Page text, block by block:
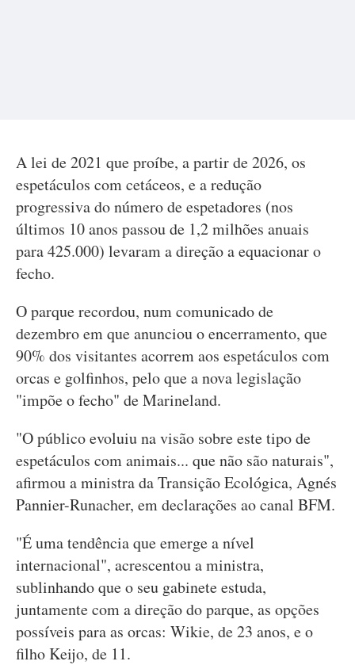
A lei de 2021 que proíbe, a partir de 2026, os
espetáculos com cetáceos, e a redução
progressiva do número de espetadores (nos
últimos 10 anos passou de 1,2 milhões anuais
para 425.000) levaram a direção a equacionar o
fecho.
O parque recordou, num comunicado de
dezembro em que anunciou o encerramento, que
90% dos visitantes acorrem aos espetáculos com
orcas e golfinhos, pelo que a nova legislação
"impõe o fecho" de Marineland.
"O público evoluiu na visão sobre este tipo de
espetáculos com animais... que não são naturais",
afirmou a ministra da Transição Ecológica, Agnés
Pannier-Runacher, em declarações ao canal BFM.
"É uma tendência que emerge a nível
internacional", acrescentou a ministra,
sublinhando que o seu gabinete estuda,
juntamente com a direção do parque, as opções
possíveis para as orcas: Wikie, de 23 anos, e o
filho Keijo, de 11.